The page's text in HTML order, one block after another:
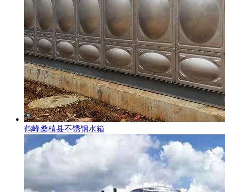
鹤峰桑植县不锈钢水箱